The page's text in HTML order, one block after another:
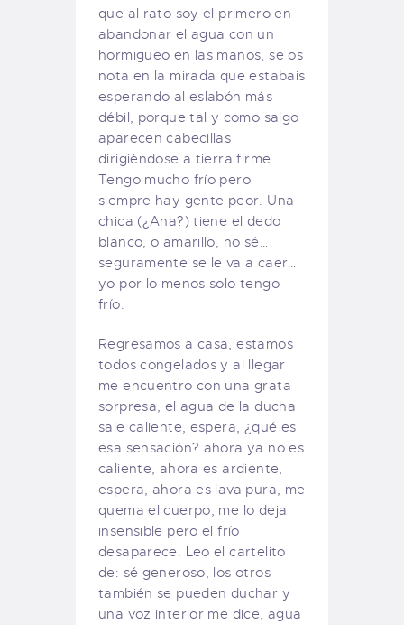
que al rato soy el primero en
abandonar el agua con un
hormigueo en las manos, se os
nota en la mirada que estabais
esperando al eslabón más
débil, porque tal y como salgo
aparecen cabecillas
dirigiéndose a tierra firme.
Tengo mucho frío pero
siempre hay gente peor. Una
chica (¿Ana?) tiene el dedo
blanco, o amarillo, no sé…
seguramente se le va a caer…
yo por lo menos solo tengo
frío.
Regresamos a casa, estamos
todos congelados y al llegar
me encuentro con una grata
sorpresa, el agua de la ducha
sale caliente, espera, ¿qué es
esa sensación? ahora ya no es
caliente, ahora es ardiente,
espera, ahora es lava pura, me
quema el cuerpo, me lo deja
insensible pero el frío
desaparece. Leo el cartelito
de: sé generoso, los otros
también se pueden duchar y
una voz interior me dice, agua